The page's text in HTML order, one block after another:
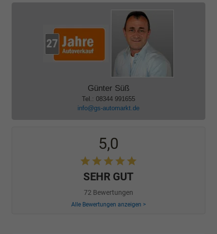
Günter Süß
Tel.: 08344 991655
info@gs-automarkt.de
5,0
SEHR GUT
72 Bewertungen
Alle Bewertungen anzeigen >